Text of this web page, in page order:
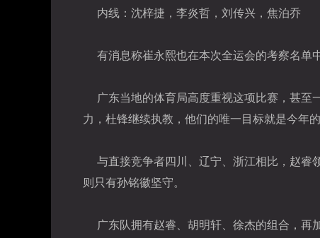
内线：沈梓捷，李炎哲，刘传兴，焦泊乔
有消息称崔永熙也在本次全运会的考察名单
广东当地的体育局高度重视这项比赛，甚至
力，杜锋继续执教，他们的唯一目标就是今年的
与直接竞争者四川、辽宁、浙江相比，赵睿
则只有孙铭徽坚守。
广东队拥有赵睿、胡明轩、徐杰的组合，再